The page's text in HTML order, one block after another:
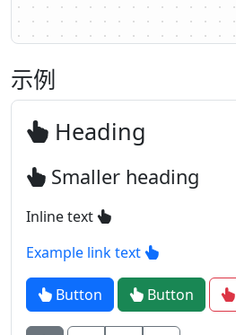
示例
Heading
Smaller heading
Inline text
Example link text
Button Button